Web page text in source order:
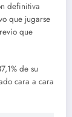
definitiva
que jugarse
que
de su
cara a cara